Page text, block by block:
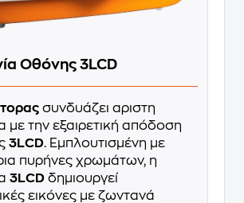
Οθόνης 3LCD
συνδυάζει αριστη
με την εξαιρετική απόδοση
3LCD. Εμπλουτισμένη με
πυρήνες χρωμάτων, η
3LCD δημιουργεί
εικόνες με ζωντανά